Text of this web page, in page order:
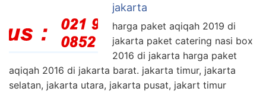
jakarta
harga paket aqiqah 2019 di
jakarta paket catering nasi box
2016 di jakarta harga paket
aqiqah 2016 di jakarta barat. jakarta timur, jakarta
selatan, jakarta utara, jakarta pusat, jakart timur